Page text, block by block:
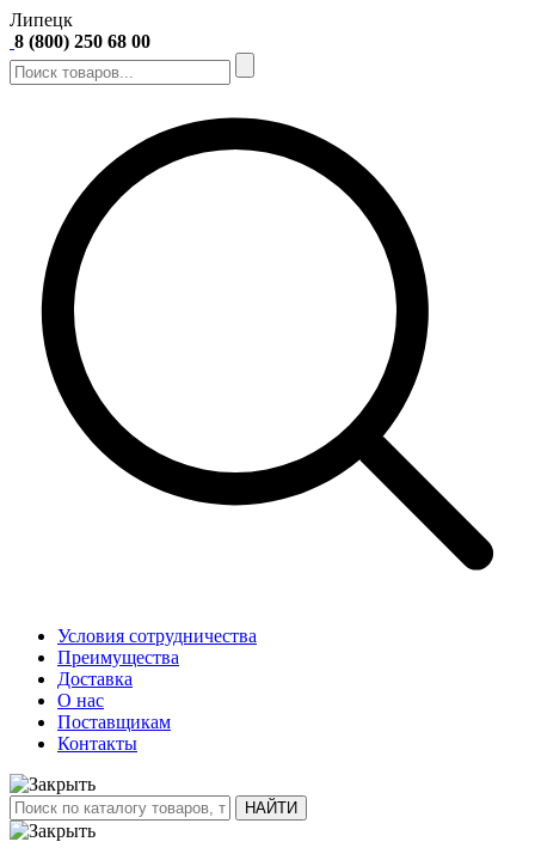
Липецк
8 (800) 250 68 00
Условия сотрудничества
Преимущества
Доставка
О нас
Поставщикам
Контакты